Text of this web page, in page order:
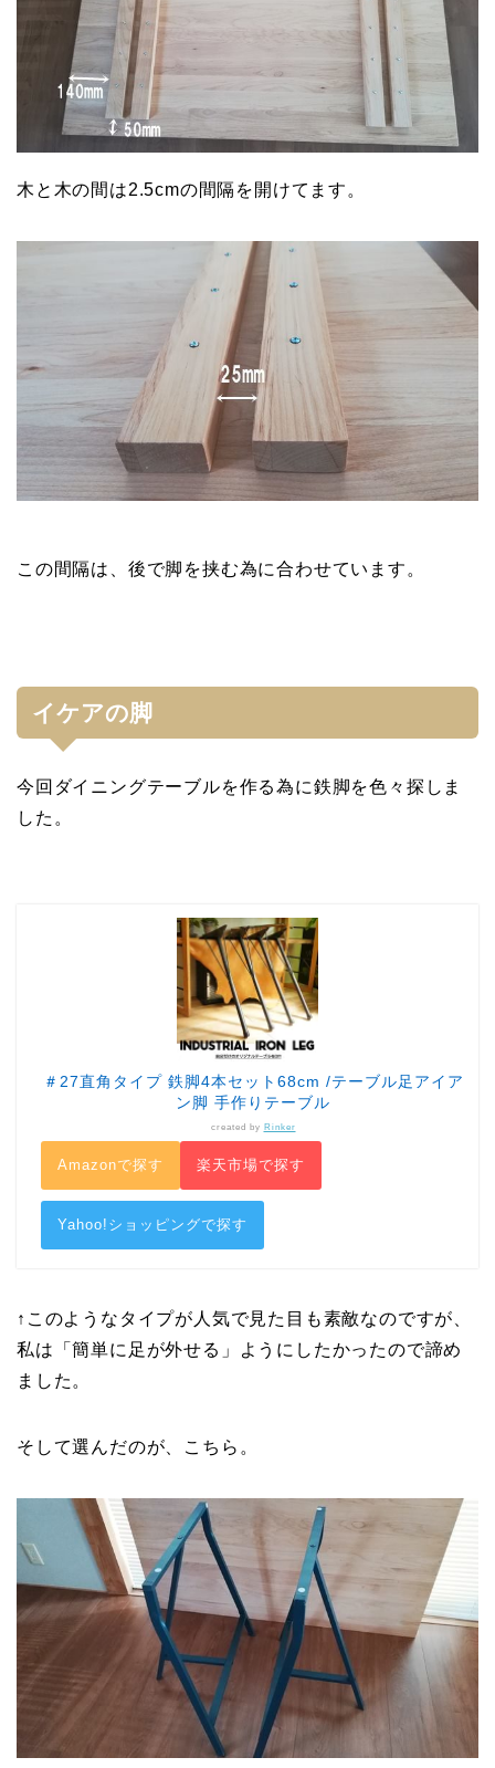
木と木の間は2.5cmの間隔を開けてます。
この間隔は、後で脚を挟む為に合わせています。
イケアの脚
今回ダイニングテーブルを作る為に鉄脚を色々探しま
した。
＃27直角タイプ 鉄脚4本セット68cm /テーブル足アイア
ン脚 手作りテーブル
created by Rinker
Amazonで探す 楽天市場で探す
Yahoo!ショッピングで探す
↑このようなタイプが人気で見た目も素敵なのですが、
私は「簡単に足が外せる」ようにしたかったので諦め
ました。
そして選んだのが、こちら。